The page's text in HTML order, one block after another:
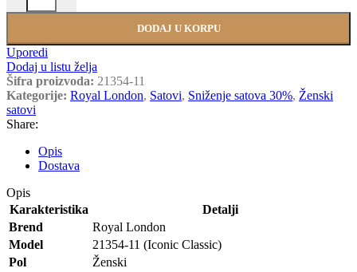
DODAJ U KORPU
Uporedi
Dodaj u listu želja
Šifra proizvoda: 21354-11
Kategorije: Royal London, Satovi, Sniženje satova 30%, Ženski
satovi
Share:
Opis
Dostava
Opis
Karakteristika
Detalji
Brend
Royal London
Model
21354‑11 (Iconic Classic)
Pol
Ženski